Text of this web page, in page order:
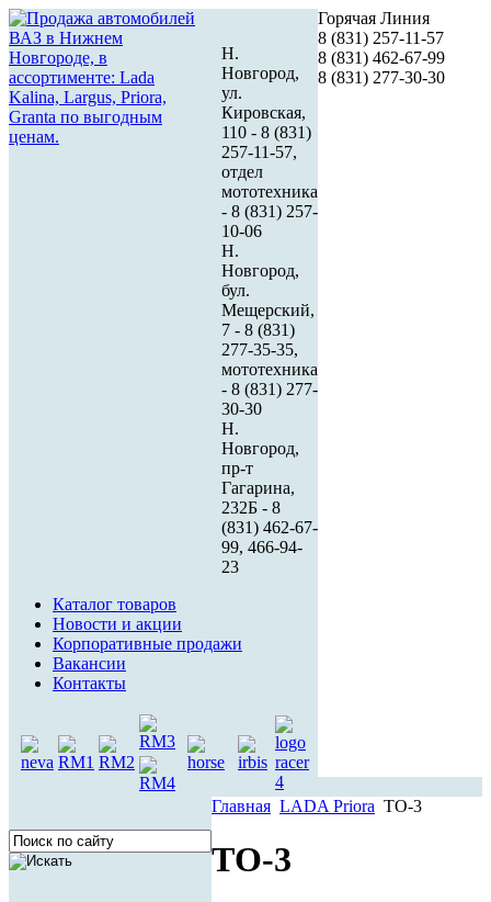
Н.
Новгород,
ул.
Кировская,
110 - 8 (831)
257-11-57,
отдел
мототехника
- 8 (831) 257-
10-06
Н.
Новгород,
бул.
Мещерский,
7 - 8 (831)
277-35-35,
мототехника
- 8 (831) 277-
30-30
Н.
Новгород,
пр-т
Гагарина,
232Б - 8
(831) 462-67-
99, 466-94-
23
Каталог товаров
Новости и акции
Корпоративные продажи
Вакансии
Контакты
Горячая Линия
8 (831) 257-11-57
8 (831) 462-67-99
8 (831) 277-30-30
Главная LADA Priora ТО-3
ТО-3